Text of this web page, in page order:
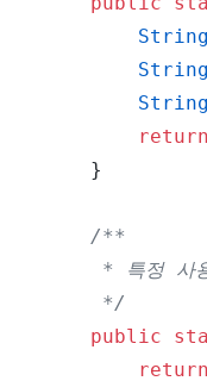
String
String
String
return
}
     */
public
return